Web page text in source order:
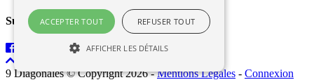
Suivez-nous
9 Diagonales © Copyright 2026-Mentions Légales - Connexion
ACCEPTER TOUT REFUSER TOUT
AFFICHER LES DÉTAILS